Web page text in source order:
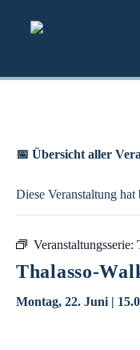
📅 Übersicht aller
Diese Veranstaltung hat
Veranstaltungsserie:
Thalasso-
Montag, 22. Juni |